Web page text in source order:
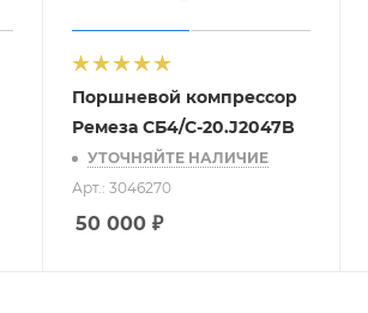
Поршневой компрессор
Ремеза СБ4/С-20.J2047B
УТОЧНЯЙТЕ НАЛИЧИЕ
Арт.: 3046270
50 000₽